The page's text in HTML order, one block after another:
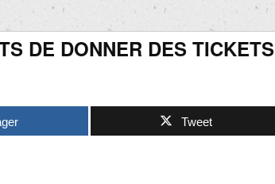
DE DONNER DES TICKETS
Tweet